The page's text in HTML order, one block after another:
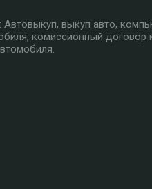
выкуп авто,
комиссионный договор